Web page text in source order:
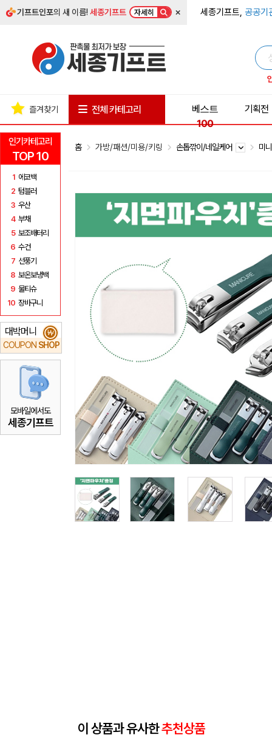
기프트인포의 새 이름!세종기프트 자세히 × 세종기프트, 공공기
인기카테고리
TOP 10
1 에코백
2 텀블러
3 우산
4 부채
5 보조배터리
6 수건
7 선풍기
8 보온보냉백
9 물티슈
10 장바구니
대박머니
COUPON SHOP
₩
모바일에서도
세종기프트
즐겨찾기 전체 카테고리
베스트
100
기획전
홈 가방/패션/미용/키링 손톱깎이/네일케어 미
이 상품과 유사한추천상품